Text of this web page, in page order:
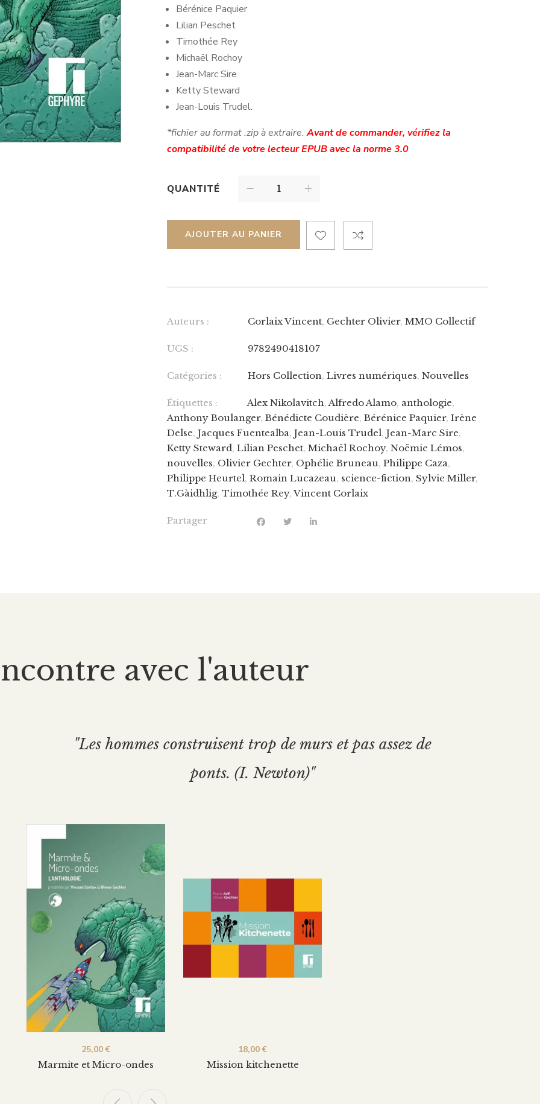
Bérénice Paquier
Lilian Peschet
Timothée Rey
Michaël Rochoy
Jean-Marc Sire
Ketty Steward
Jean-Louis Trudel.
*fichier au format .zip à extraire.Avant de commander, vérifiez la
compatibilité de votre lecteur EPUB avec la norme 3.0
QUANTITÉ
AJOUTER AU PANIER
Auteurs : Corlaix Vincent, Gechter Olivier,MMO Collectif
UGS : 9782490418107
Catégories : Hors Collection,Livres numériques,Nouvelles
Étiquettes : Alex Nikolavitch,Alfredo Alamo, anthologie,
Anthony Boulanger,Bénédicte Coudière,Bérénice Paquier,Irène
Delse,Jacques Fuentealba,Jean-Louis Trudel,Jean-Marc Sire,
Ketty Steward,Lilian Peschet,Michaël Rochoy,Noëmie Lémos,
nouvelles, Olivier Gechter, Ophélie Bruneau,Philippe Caza,
Philippe Heurtel,Romain Lucazeau, science-fiction,Sylvie Miller,
T.Gàidhlig,Timothée Rey,Vincent Corlaix
Partager
avec l'auteur
"Les hommes construisent trop de murs et pas assez de
ponts. (I. Newton)"
Marmite et Micro-ondes
25,00€
Mission kitchenette
18,00€